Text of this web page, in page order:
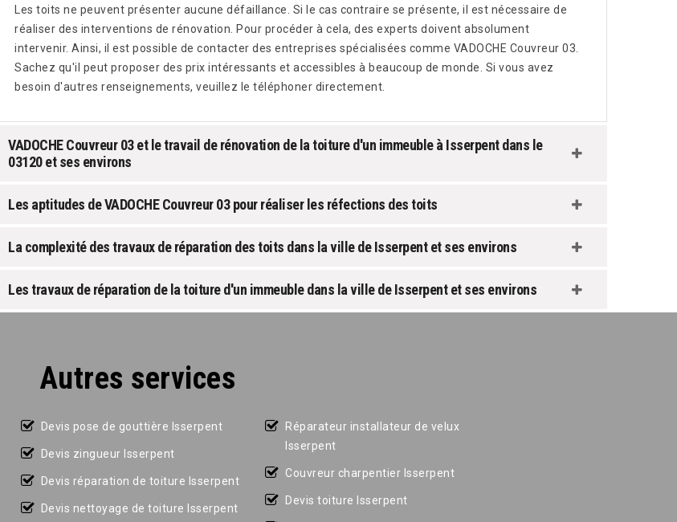
Les toits ne peuvent présenter aucune défaillance. Si le cas contraire se présente, il est nécessaire de
réaliser des interventions de rénovation. Pour procéder à cela, des experts doivent absolument
intervenir. Ainsi, il est possible de contacter des entreprises spécialisées comme VADOCHE Couvreur 03.
Sachez qu'il peut proposer des prix intéressants et accessibles à beaucoup de monde. Si vous avez
besoin d'autres renseignements, veuillez le téléphoner directement.
VADOCHE Couvreur 03 et le travail de rénovation de la toiture d'un immeuble à Isserpent dans le
03120 et ses environs
Les aptitudes de VADOCHE Couvreur 03 pour réaliser les réfections des toits
La complexité des travaux de réparation des toits dans la ville de Isserpent et ses environs
Les travaux de réparation de la toiture d'un immeuble dans la ville de Isserpent et ses environs
Autres services
Devis pose de gouttière Isserpent
Devis zingueur Isserpent
Devis réparation de toiture Isserpent
Devis nettoyage de toiture Isserpent
Réparateur installateur de velux
Isserpent
Couvreur charpentier Isserpent
Devis toiture Isserpent